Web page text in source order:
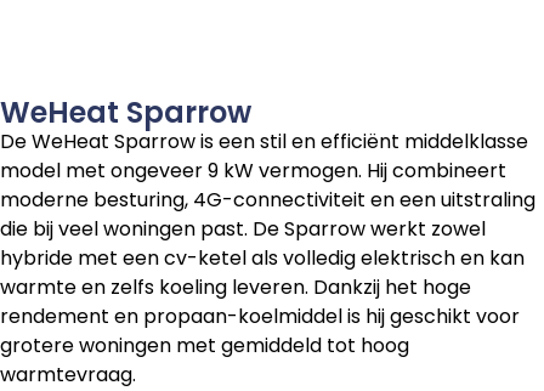
WeHeat Sparrow
De WeHeat Sparrow is een stil en efficiënt middelklasse
model met ongeveer 9 kW vermogen. Hij combineert
moderne besturing, 4G-connectiviteit en een uitstraling
die bij veel woningen past. De Sparrow werkt zowel
hybride met een cv-ketel als volledig elektrisch en kan
warmte en zelfs koeling leveren. Dankzij het hoge
rendement en propaan-koelmiddel is hij geschikt voor
grotere woningen met gemiddeld tot hoog
warmtevraag.